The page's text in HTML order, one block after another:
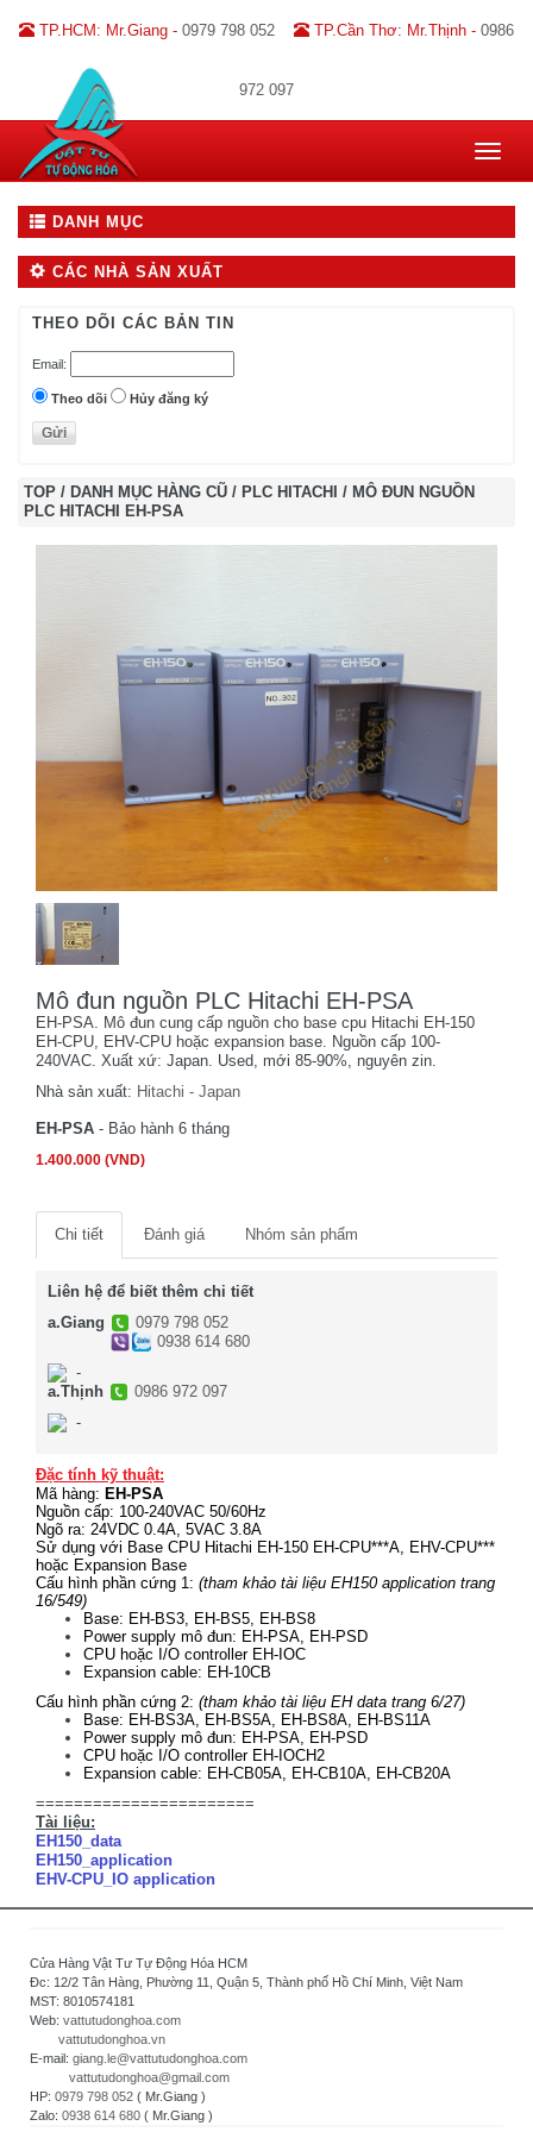
TP.HCM: Mr.Giang - 0979 798 052 TP.Cần Thơ: Mr.Thịnh - 0986
972 097
Toggle
DANH MỤC
CÁC NHÀ SẢN XUẤT
THEO DÕI CÁC BẢN TIN
Email:
Theo dõi Hủy đăng ký
TOP / DANH MỤC HÀNG CŨ / PLC HITACHI / MÔ ĐUN NGUỒN
PLC HITACHI EH-PSA
Mô đun nguồn PLC Hitachi EH-PSA
EH-PSA. Mô đun cung cấp nguồn cho base cpu Hitachi EH-150
EH-CPU, EHV-CPU hoặc expansion base. Nguồn cấp 100-
240VAC. Xuất xứ: Japan. Used, mới 85-90%, nguyên zin.
Nhà sản xuất: Hitachi - Japan
EH-PSA - Bảo hành 6 tháng
1.400.000 (VND)
Chi tiết Đánh giá Nhóm sản phẩm
Liên hệ để biết thêm chi tiết
a.Giang
0979 798 052
0938 614 680
-
a.Thịnh
0986 972 097
-
Đặc tính kỹ thuật:
Mã hàng: EH-PSA
Nguồn cấp: 100-240VAC 50/60Hz
Ngõ ra: 24VDC 0.4A, 5VAC 3.8A
Sử dụng với Base CPU Hitachi EH-150 EH-CPU***A, EHV-CPU***
hoặc Expansion Base
Cấu hình phần cứng 1: (tham khảo tài liệu EH150 application trang
16/549)
Base: EH-BS3, EH-BS5, EH-BS8
Power supply mô đun: EH-PSA, EH-PSD
CPU hoặc I/O controller EH-IOC
Expansion cable: EH-10CB
Cấu hình phần cứng 2: (tham khảo tài liệu EH data trang 6/27)
Base: EH-BS3A, EH-BS5A, EH-BS8A, EH-BS11A
Power supply mô đun: EH-PSA, EH-PSD
CPU hoặc I/O controller EH-IOCH2
Expansion cable: EH-CB05A, EH-CB10A, EH-CB20A
=======================
Tài liệu:
EH150_data
EH150_application
EHV-CPU_IO application
Cửa Hàng Vật Tư Tự Động Hóa HCM
Đc: 12/2 Tân Hàng, Phường 11, Quận 5, Thành phố Hồ Chí Minh, Việt Nam
MST: 8010574181
Web: vattutudonghoa.com
vattutudonghoa.vn
E-mail: giang.le@vattutudonghoa.com
vattutudonghoa@gmail.com
HP: 0979 798 052 ( Mr.Giang )
Zalo: 0938 614 680 ( Mr.Giang )